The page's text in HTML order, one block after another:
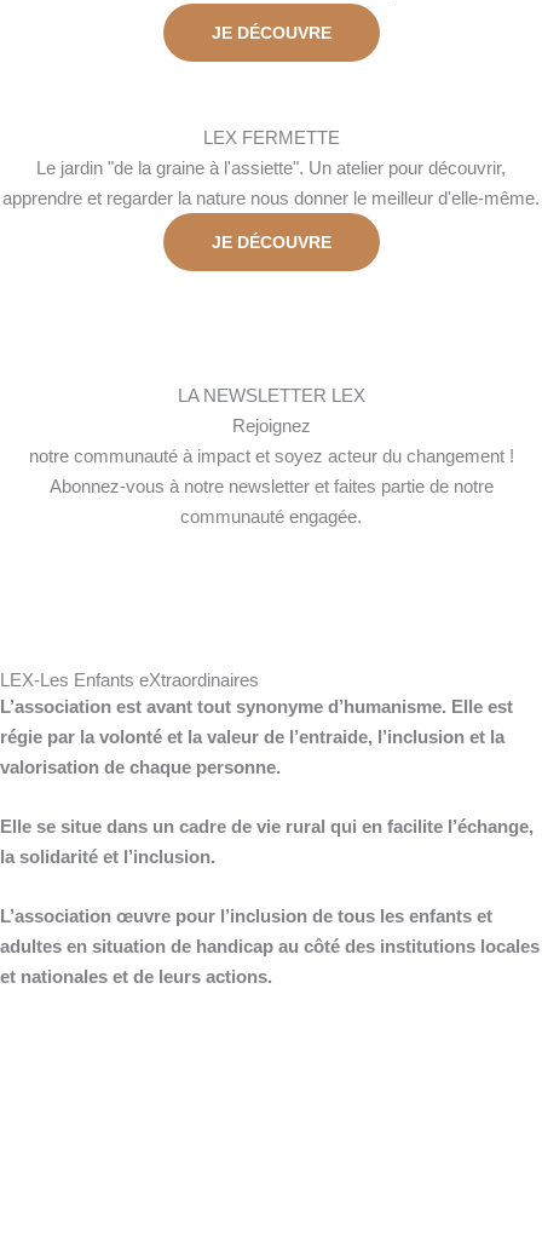
JE DÉCOUVRE
LEX FERMETTE
Le jardin "de la graine à l'assiette". Un atelier pour découvrir,
apprendre et regarder la nature nous donner le meilleur d'elle-même.
JE DÉCOUVRE
LA NEWSLETTER LEX
Rejoignez
notre communauté à impact et soyez acteur du changement !
Abonnez-vous à notre newsletter et faites partie de notre
communauté engagée.
LEX-Les Enfants eXtraordinaires
L’association est avant tout synonyme d’humanisme. Elle est
régie par la volonté et la valeur de l’entraide, l’inclusion et la
valorisation de chaque personne.
Elle se situe dans un cadre de vie rural qui en facilite l’échange,
la solidarité et l’inclusion.
L’association œuvre pour l’inclusion de tous les enfants et
adultes en situation de handicap au côté des institutions locales
et nationales et de leurs actions.